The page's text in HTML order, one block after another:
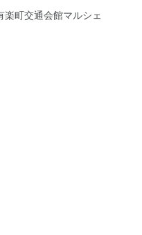
町交通会館マルシェ